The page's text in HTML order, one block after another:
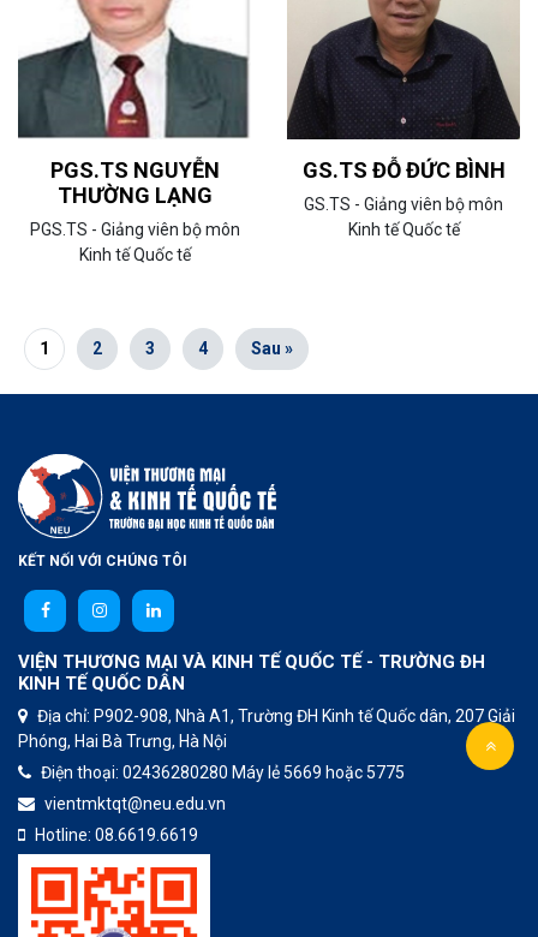
PGS.TS NGUYỄN
THƯỜNG LẠNG
PGS.TS - Giảng viên bộ môn
Kinh tế Quốc tế
GS.TS ĐỖ ĐỨC BÌNH
GS.TS - Giảng viên bộ môn
Kinh tế Quốc tế
1 2 3 4 Sau »
KẾT NỐI VỚI CHÚNG TÔI
VIỆN THƯƠNG MẠI VÀ KINH TẾ QUỐC TẾ - TRƯỜNG ĐH
KINH TẾ QUỐC DÂN
Địa chỉ: P902-908, Nhà A1, Trường ĐH Kinh tế Quốc dân, 207 Giải
Phóng, Hai Bà Trưng, Hà Nội
Điện thoại: 02436280280 Máy lẻ 5669 hoặc 5775
vientmktqt@neu.edu.vn
Hotline: 08.6619.6619